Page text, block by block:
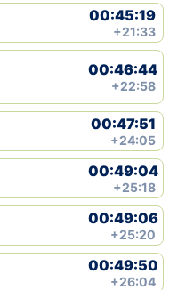
00:45:19
+21:33
00:46:44
+22:58
00:47:51
+24:05
00:49:04
+25:18
00:49:06
+25:20
00:49:50
+26:04